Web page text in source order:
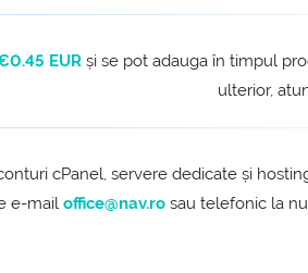
EUR și se pot adauga în timpul
ulterior,
cPanel, servere dedicate și
e-mailoffice@nav.ro sau telefonic la